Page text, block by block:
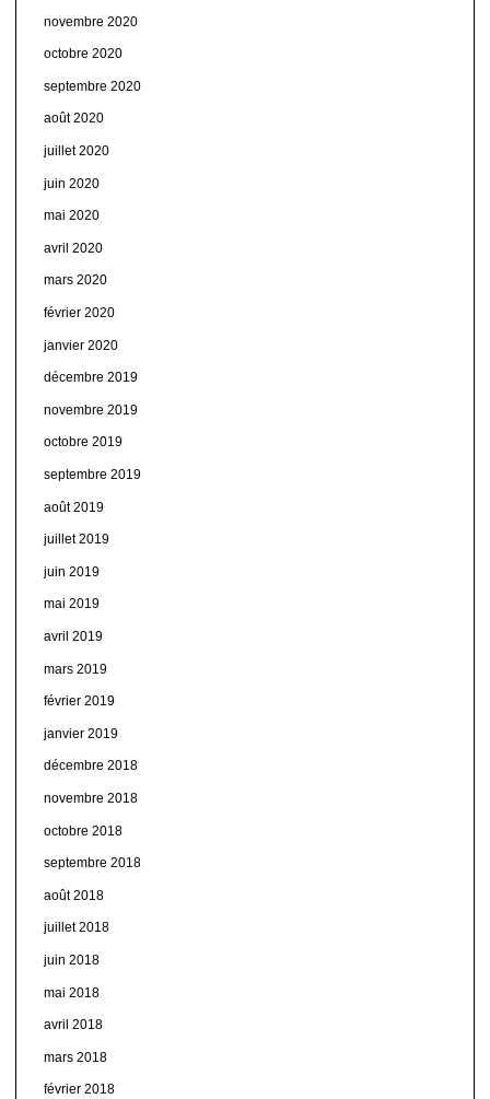
novembre 2020
octobre 2020
septembre 2020
août 2020
juillet 2020
juin 2020
mai 2020
avril 2020
mars 2020
février 2020
janvier 2020
décembre 2019
novembre 2019
octobre 2019
septembre 2019
août 2019
juillet 2019
juin 2019
mai 2019
avril 2019
mars 2019
février 2019
janvier 2019
décembre 2018
novembre 2018
octobre 2018
septembre 2018
août 2018
juillet 2018
juin 2018
mai 2018
avril 2018
mars 2018
février 2018